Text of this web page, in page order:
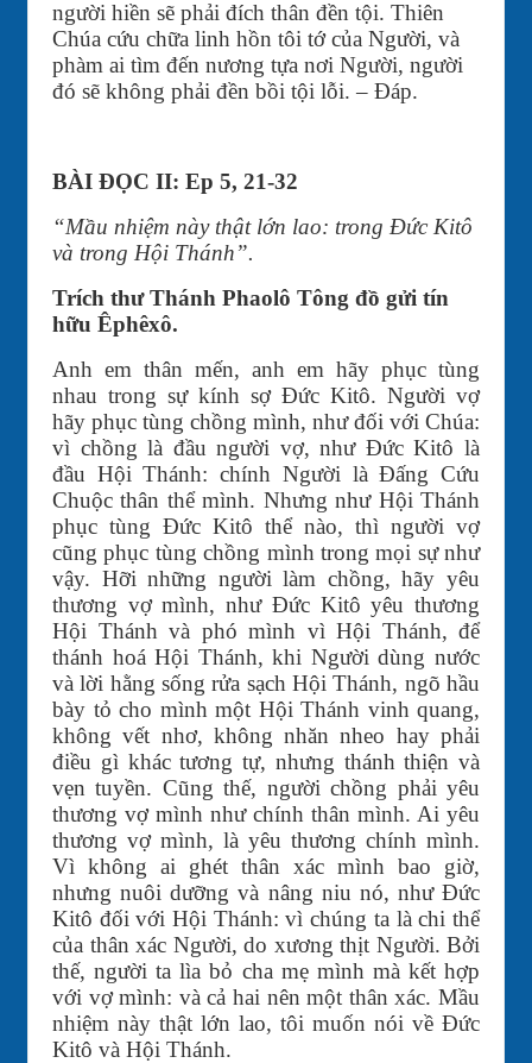
người hiền sẽ phải đích thân đền tội. Thiên
Chúa cứu chữa linh hồn tôi tớ của Người, và
phàm ai tìm đến nương tựa nơi Người, người
đó sẽ không phải đền bồi tội lỗi. – Đáp.
BÀI ĐỌC II: Ep 5, 21-32
“Mầu nhiệm này thật lớn lao: trong Đức Kitô
và trong Hội Thánh”.
Trích thư Thánh Phaolô Tông đồ gửi tín
hữu Êphêxô.
Anh em thân mến, anh em hãy phục tùng
nhau trong sự kính sợ Đức Kitô. Người vợ
hãy phục tùng chồng mình, như đối với Chúa:
vì chồng là đầu người vợ, như Đức Kitô là
đầu Hội Thánh: chính Người là Đấng Cứu
Chuộc thân thể mình. Nhưng như Hội Thánh
phục tùng Đức Kitô thể nào, thì người vợ
cũng phục tùng chồng mình trong mọi sự như
vậy. Hỡi những người làm chồng, hãy yêu
thương vợ mình, như Đức Kitô yêu thương
Hội Thánh và phó mình vì Hội Thánh, để
thánh hoá Hội Thánh, khi Người dùng nước
và lời hằng sống rửa sạch Hội Thánh, ngõ hầu
bày tỏ cho mình một Hội Thánh vinh quang,
không vết nhơ, không nhăn nheo hay phải
điều gì khác tương tự, nhưng thánh thiện và
vẹn tuyền. Cũng thế, người chồng phải yêu
thương vợ mình như chính thân mình. Ai yêu
thương vợ mình, là yêu thương chính mình.
Vì không ai ghét thân xác mình bao giờ,
nhưng nuôi dưỡng và nâng niu nó, như Đức
Kitô đối với Hội Thánh: vì chúng ta là chi thể
của thân xác Người, do xương thịt Người. Bởi
thế, người ta lìa bỏ cha mẹ mình mà kết hợp
với vợ mình: và cả hai nên một thân xác. Mầu
nhiệm này thật lớn lao, tôi muốn nói về Đức
Kitô và Hội Thánh.